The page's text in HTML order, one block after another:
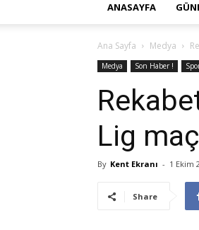
ANASAYFA
Ana Sayfa Medya
Medya Son Haber !
Lig
By Kent Ekranı - 1 Ekim
Share